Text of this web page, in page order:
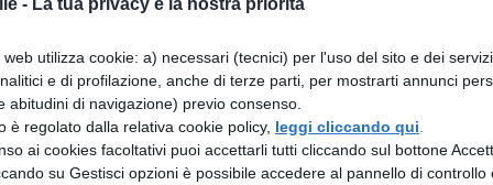
utilizza cookie: a) necessari (tecnici) per l'uso del sito e dei
e di profilazione, anche di terze parti, per mostrarti annunci
abitudini di navigazione) previo consenso.
è regolato dalla relativa cookie policy, leggi cliccando qui
ai cookies facoltativi puoi accettarli tutti cliccando sul bottone
su Gestisci opzioni è possibile accedere al pannello di controllo
già uscito o uno su cui si punta molto, sarà
Non possiamo dirlo, l'unica cosa che
autori prediletti da Miur e farci un'idea
andate le cose in passato dando uno sguardo
classico degli anni precedenti:Seconda prova